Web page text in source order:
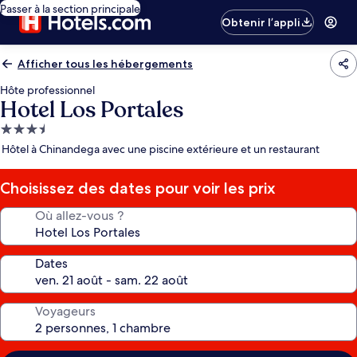
Passer à la section principale
Obtenir l’appli
Afficher tous les hébergements
Hôte professionnel
Hotel Los Portales
Hébergement
3.5 étoiles
Hôtel à Chinandega avec une piscine extérieure et un restaurant
Choisissez des dates pour voir les prix
Où allez-vous ?
Dates
Voyageurs